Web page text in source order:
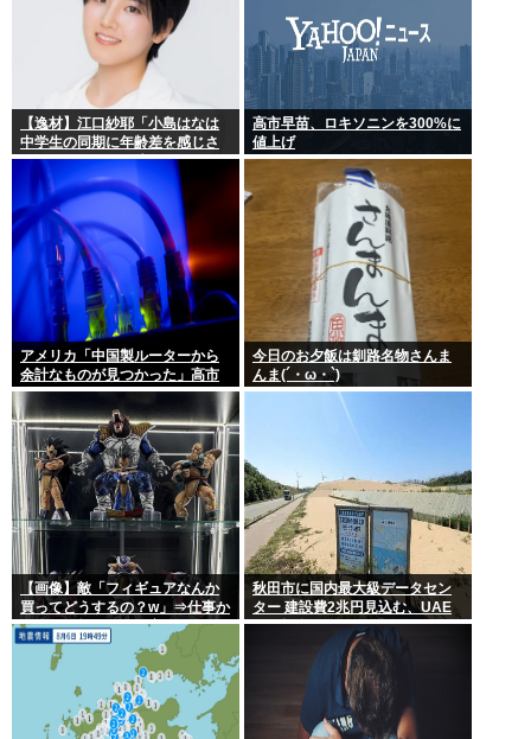
【逸材】江口紗耶「小島はなは
中学生の同期に年齢差を感じさ
せないように気を遣っている
が、同期2人は気づ
高市早苗、ロキソニンを300%に
値上げ
アメリカ「中国製ルーターから
余計なものが見つかった」高市
どうするのこれ
今日のお夕飯は釧路名物さんま
んま(´・ω・`)
【画像】敵「フィギュアなんか
買ってどうするの？w」⇒仕事か
ら疲れて帰ってきて家にこんな
棚があったら疲れが吹き飛ぶだ
秋田市に国内最大級データセン
ター 建設費2兆円見込む、UAE
など投資